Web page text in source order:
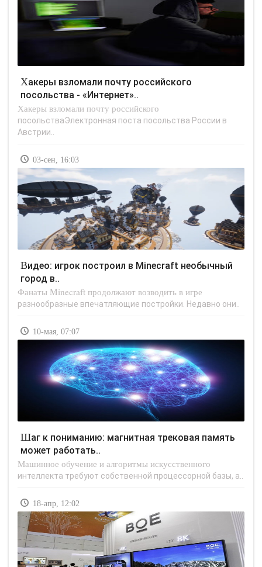
Хакеры взломали почту российского
посольства - «Интернет»..
Хакеры взломали почту российского
посольстваЭлектронная поста посольства России в
Австрии..
03-сен, 16:03
Видео: игрок построил в Minecraft необычный
город в..
Фанаты Minecraft продолжают возводить в игре
разнообразные впечатляющие постройки. Недавно они..
10-мая, 07:07
Шаг к пониманию: магнитная трековая память
может работать..
Машинное обучение и алгоритмы искусственного
интеллекта требуют собственной процессорной базы, а..
18-апр, 12:02